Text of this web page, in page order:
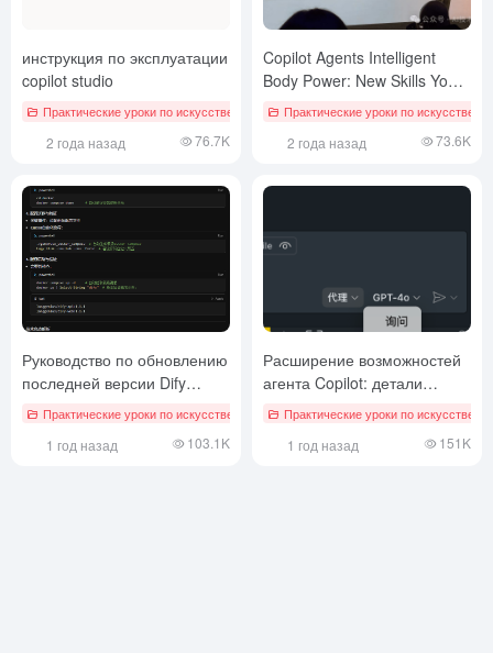
инструкция по эксплуатации
copilot studio
Практические уроки по искусственному интеллекту
2 года назад 76.7K
Copilot Agents Intelligent
Body Power: New Skills You
Need to Know - Prompt
Практические уроки по
2 года назад 73.6K
Руководство по обновлению
последней версии Dify
(1.1.1) с помощью Cursor.
Практические уроки по искусственному интеллекту
1 год назад 103.1K
Расширение возможностей
агента Copilot: детали
конфигурации VS Code MCP
Практические уроки по
1 год назад 151K